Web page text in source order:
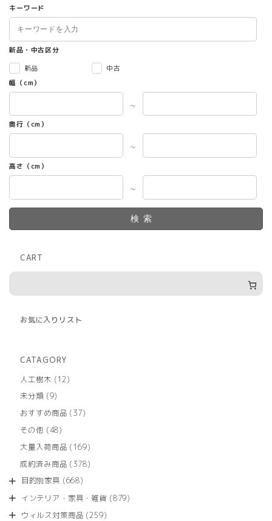
キーワード
新品・中古区分
新品
中古
幅（cm）
～
奥行（cm）
～
高さ（cm）
～
検索
CART
お気に入りリスト
CATAGORY
人工樹木
1212
商
未分類 99
の
商
おすすめ商品 3737
商
その他 4848
の
商
大量入荷商品 169169
の
成約済み商品 378378
商
目的別家具 668668
の
商
インテリア・家具・雑貨 879879
ウィルス対策商品 259259